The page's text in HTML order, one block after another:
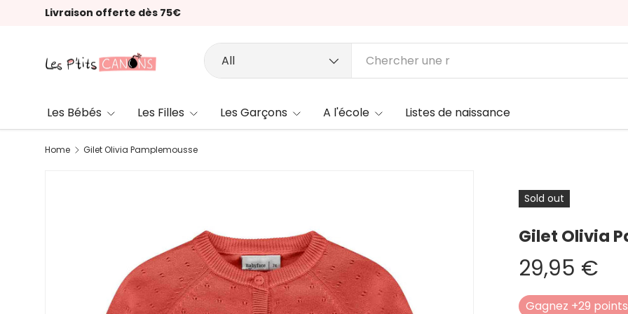
Livraison offerte dès 75€
Search
Product type
All
Les Bébés Les Filles Les Garçons A l'école Listes de naissance
Home Gilet Olivia Pamplemousse
Sold out
Gilet Olivia
29,95 €
Gagnez +29